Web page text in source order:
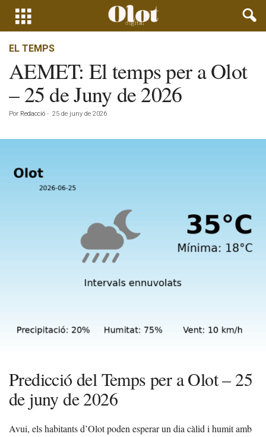
EL TEMPS
AEMET: El temps per a Olot
– 25 de Juny de 2026
Por Redacció - 25 de juny de 2026
Predicció del Temps per a Olot – 25
de juny de 2026
Avui, els habitants d’Olot poden esperar un dia càlid i humit amb